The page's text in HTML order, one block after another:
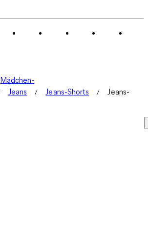
Mädchen-
Jeans Jeans-Shorts
Jeans-